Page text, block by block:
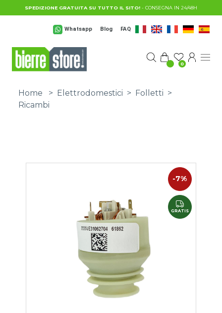
Salta al contenuto principale
SPEDIZIONE GRATUITA SU TUTTO IL SITO! - CONSEGNA IN 24/48H
Whatsapp Blog FAQ
0
Home > Elettrodomestici > Folletti >
Ricambi
-7%
GRATIS